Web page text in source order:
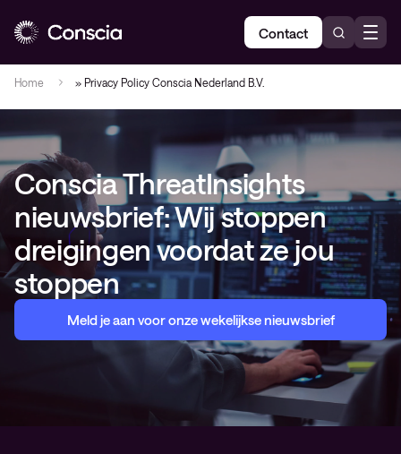
Contact
Home » Privacy Policy Conscia Nederland B.V.
Conscia ThreatInsights
nieuwsbrief: Wij stoppen
dreigingen voordat ze jou
stoppen
Meld je aan voor onze wekelijkse nieuwsbrief